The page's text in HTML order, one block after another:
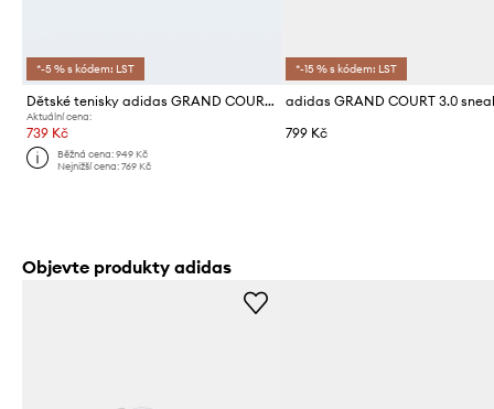
*-5 % s kódem: LST
Dětské tenisky adidas GRAND COURT 3.0
Aktuální cena:
739 Kč
Běžná cena:949 Kč
Nejnižší cena:769 Kč
*-15 % s kódem: LST
799 Kč
Objevte produkty adidas